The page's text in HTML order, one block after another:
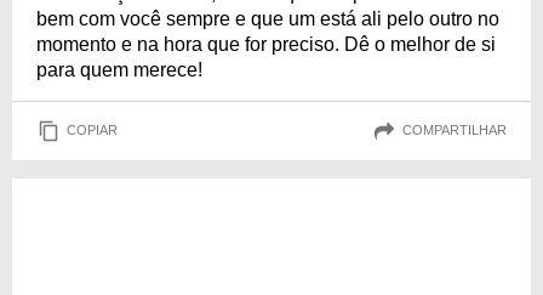
bem com você sempre e que um está ali pelo outro no
momento e na hora que for preciso. Dê o melhor de si
para quem merece!
COPIAR COMPARTILHAR